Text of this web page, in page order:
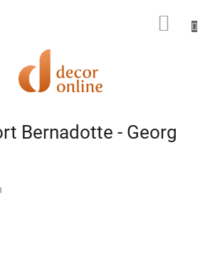
COŞ
Bernadotte - Georg